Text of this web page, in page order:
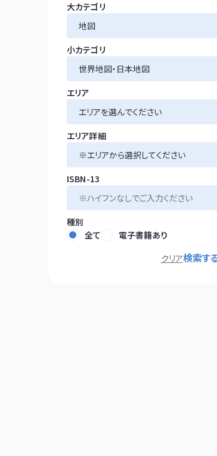
大カテゴリ
小カテゴリ
エリア
エリア詳細
ISBN-13
種別
全て
電子書籍あり
クリア検索す